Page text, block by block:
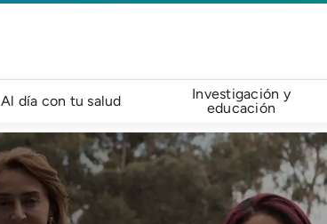
Al día con tu salud
Investigación y
educación